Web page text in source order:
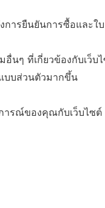
ารยืนยันการซื้อและใ
อื่นๆ ที่เกี่ยวข้องกับเว็บ
บบส่วนตัวมากขึ้น
ารณ์ของคุณกับเว็บไซต์